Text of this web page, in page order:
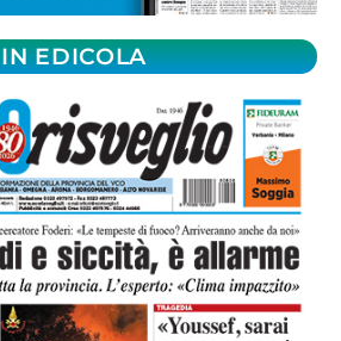
IN EDICOLA